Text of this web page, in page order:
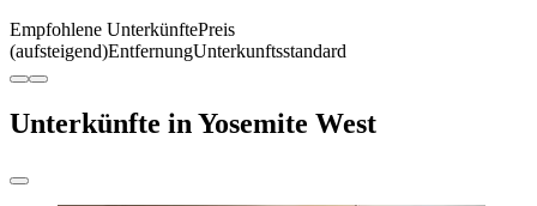
Empfohlene UnterkünftePreis
(aufsteigend)EntfernungUnterkunftsstandard
Unterkünfte in Yosemite West